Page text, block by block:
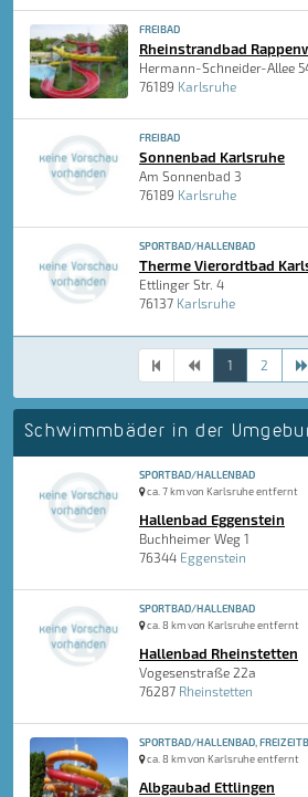
FREIBAD
Rheinstrandbad
Hermann-Schneider-Allee
76189 Karlsruhe
FREIBAD
Sonnenbad Karlsruhe
Am Sonnenbad 3
76189 Karlsruhe
SPORTBAD/HALLENBAD
Therme Vierordtbad
Ettlinger Str. 4
76137 Karlsruhe
1 2
Schwimmbäder in der
SPORTBAD/HALLENBAD
ca. 7 km von Karlsruhe entfernt
Hallenbad Eggenstein
Buchheimer Weg 1
76344 Eggenstein
SPORTBAD/HALLENBAD
ca. 8 km von Karlsruhe entfernt
Hallenbad Rheinstetten
Vogesenstraße 22a
76287 Rheinstetten
SPORTBAD/HALLENBAD,
ca. 8 km von Karlsruhe entfernt
Albgaubad Ettlingen